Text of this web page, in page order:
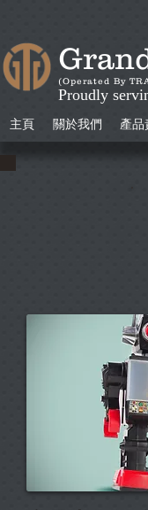
(Operated By
Proudly
主頁 關於我們 產品